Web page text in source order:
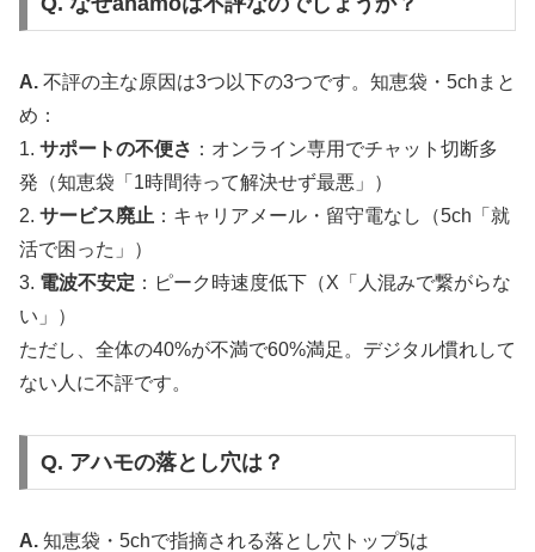
A. 不評の主な原因は3つ以下の3つです。知恵袋・5chまと
め：
1. サポートの不便さ ：オンライン専用でチャット切断多
発（知恵袋「1時間待って解決せず最悪」）
2. サービス廃止 ：キャリアメール・留守電なし（5ch「就
活で困った」）
3. 電波不安定 ：ピーク時速度低下（X「人混みで繋がらな
い」）
ただし、全体の40%が不満で60%満足。デジタル慣れして
ない人に不評です。
Q. アハモの落とし穴は？
A. 知恵袋・5chで指摘される落とし穴トップ5は